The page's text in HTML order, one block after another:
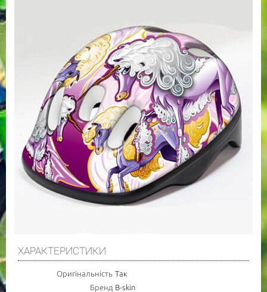
ХАРАКТЕРИСТИКИ
Оригінальність Так
Бренд B-skin